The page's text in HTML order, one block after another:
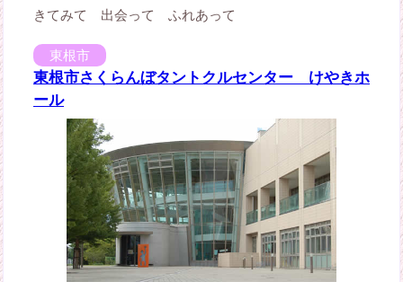
きてみて 出会って ふれあって
東根市
東根市さくらんぼタントクルセンター けやきホ
ール